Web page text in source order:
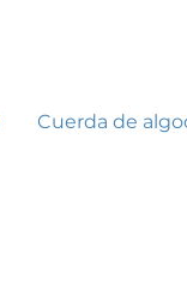
Cuerda de